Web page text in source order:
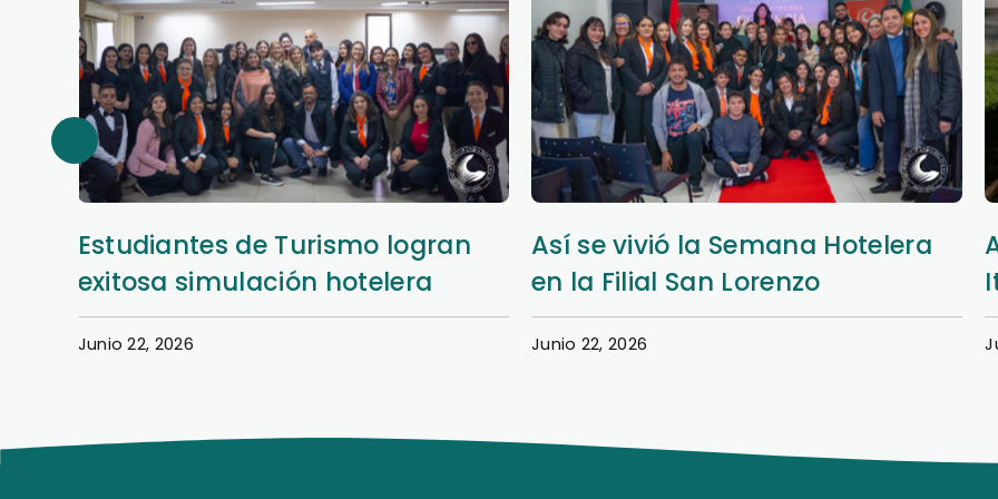
Así se vivió la Semana Hotelera
en la Filial San Lorenzo
Junio 22, 2026
Aprendizaje y extensión en Nueva
Italia
Junio 20, 2026